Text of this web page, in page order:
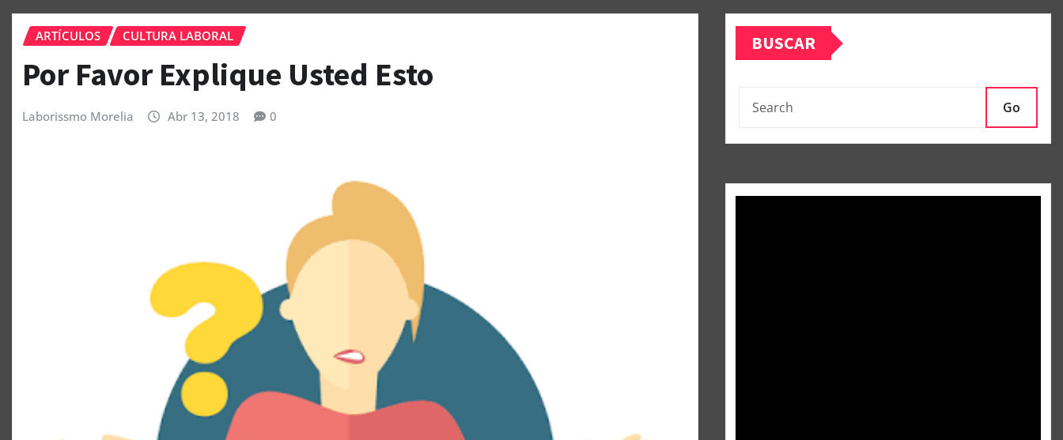
ARTÍCULOS CULTURA LABORAL
Por Favor Explique Usted Esto
Laborissmo Morelia Abr 13, 2018 0
BUSCAR
Go